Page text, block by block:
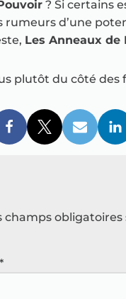
? Si certains
d’une
Les Anneaux de
plutôt du côté des
champs
*